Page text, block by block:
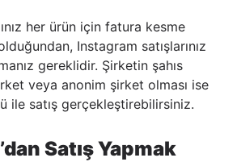
her ürün için fatura kesme
Instagram satışlarınız
gereklidir. Şirketin şahıs
veya anonim şirket olması ise
ile satış gerçekleştirebilirsiniz.
Satış Yapmak